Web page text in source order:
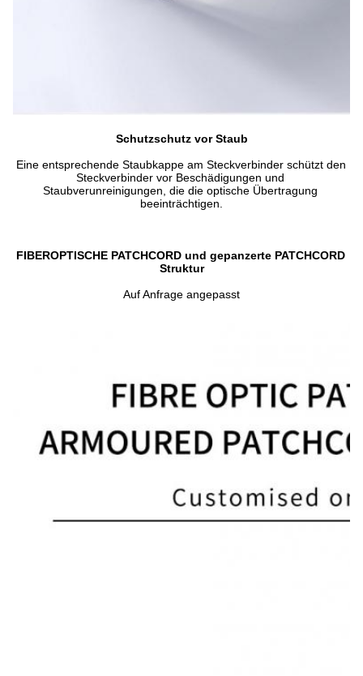
Schutzschutz vor Staub
Eine entsprechende Staubkappe am Steckverbinder schützt den
Steckverbinder vor Beschädigungen und
Staubverunreinigungen, die die optische Übertragung
beeinträchtigen.
FIBEROPTISCHE PATCHCORD und gepanzerte PATCHCORD
Struktur
Auf Anfrage angepasst